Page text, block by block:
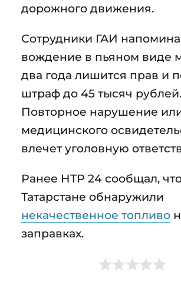
дорожного движения.
Сотрудники ГАИ
вождение в пьяном виде
два года лишится прав и
штраф до 45 тысяч рублей.
Повторное нарушение или
медицинского
влечет уголовную
Ранее НТР 24 сообщал,
Татарстане обнаружили
некачественное топливо
заправках.